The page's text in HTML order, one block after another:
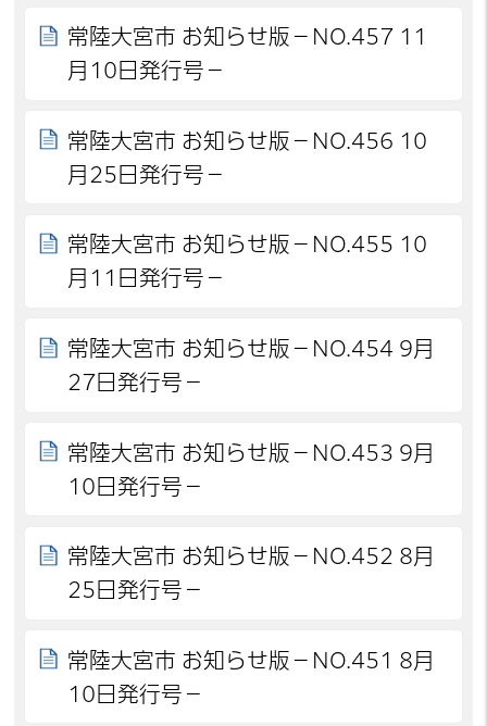
常陸大宮市 お知らせ版－NO.457 11
月10日発行号－
常陸大宮市 お知らせ版－NO.456 10
月25日発行号－
常陸大宮市 お知らせ版－NO.455 10
月11日発行号－
常陸大宮市 お知らせ版－NO.454 9月
27日発行号－
常陸大宮市 お知らせ版－NO.453 9月
10日発行号－
常陸大宮市 お知らせ版－NO.452 8月
25日発行号－
常陸大宮市 お知らせ版－NO.451 8月
10日発行号－